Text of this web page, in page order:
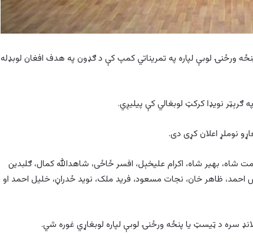
ورځنۍ لوبې لپاره په تمریناتي کمپ کې د ګډون په هدف افغان لوبډله
نویډا کرکټ لوبغالي کې پیلیږي.
نوملړ اعلان کړی دی.
شاه، بهير شاه، اکرام عليخېل، افسر ځاځی، شاهدالله کمال، ګلبدين
ظاهر خان، نجات مسعود، فريد ملک، نويد ځدراڼ، خليل احمد او
سره د ټیسټ یا پنځه ورځنۍ لوبې لپاره لوبغاړي غوره شي.